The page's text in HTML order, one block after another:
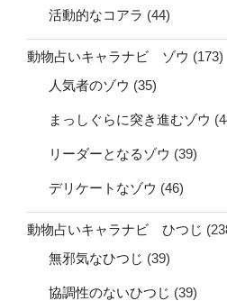
活動的なコアラ (44)
動物占いキャラナビ ゾウ (173)
人気者のゾウ (35)
まっしぐらに突き進むゾウ
リーダーとなるゾウ (39)
デリケートなゾウ (46)
動物占いキャラナビ ひつじ
無邪気なひつじ (39)
協調性のないひつじ (39)